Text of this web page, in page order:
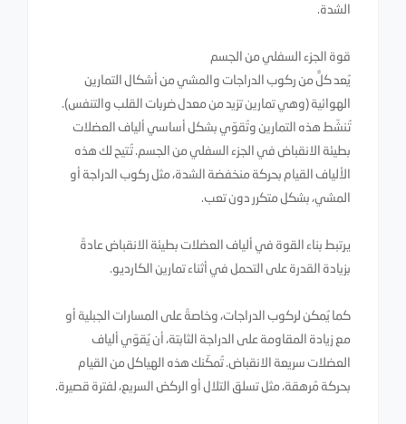
الشدة.
قوة الجزء السفلي من الجسم
يُعد كلٌّ من ركوب الدراجات والمشي من أشكال التمارين
الهوائية (وهي تمارين تزيد من معدل ضربات القلب والتنفس).
تُنشّط هذه التمارين وتُقوّي بشكل أساسي ألياف العضلات
بطيئة الانقباض في الجزء السفلي من الجسم. تُتيح لك هذه
الألياف القيام بحركة منخفضة الشدة، مثل ركوب الدراجة أو
المشي، بشكل متكرر دون تعب.
يرتبط بناء القوة في ألياف العضلات بطيئة الانقباض عادةً
بزيادة القدرة على التحمل في أثناء تمارين الكارديو.
كما يُمكن لركوب الدراجات، وخاصةً على المسارات الجبلية أو
مع زيادة المقاومة على الدراجة الثابتة، أن يُقوّي ألياف
العضلات سريعة الانقباض. تُمكّنك هذه الهياكل من القيام
بحركة مُرهقة، مثل تسلق التلال أو الركض السريع، لفترة قصيرة.